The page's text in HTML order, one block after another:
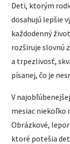
Deti, ktorým
dosahujú lepšie
každodenný
rozširuje slovnú
a trpezlivosť,
písanej, čo je
V
mesiac niekoľko
Obrázkové,
ktoré potešia